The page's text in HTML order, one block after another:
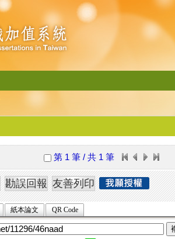
第 1 筆 / 共 1 筆
紙本論文 QR Code